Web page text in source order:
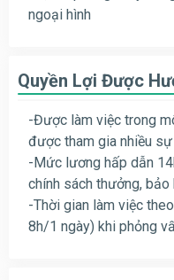
ngoại hình
Quyền Lợi Được
-Được làm việc trong
được tham gia nhiều
-Mức lương hấp dẫn
chính sách thưởng,
-Thời gian làm việc
8h/1 ngày) khi phỏng